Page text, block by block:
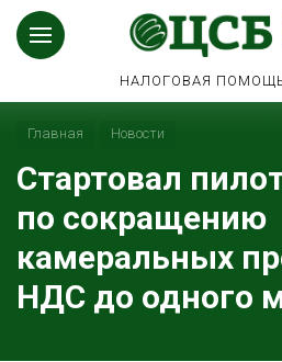
НАЛОГОВАЯ
Главная Новости
Стартовал
по сокращению
камеральных
НДС до одного